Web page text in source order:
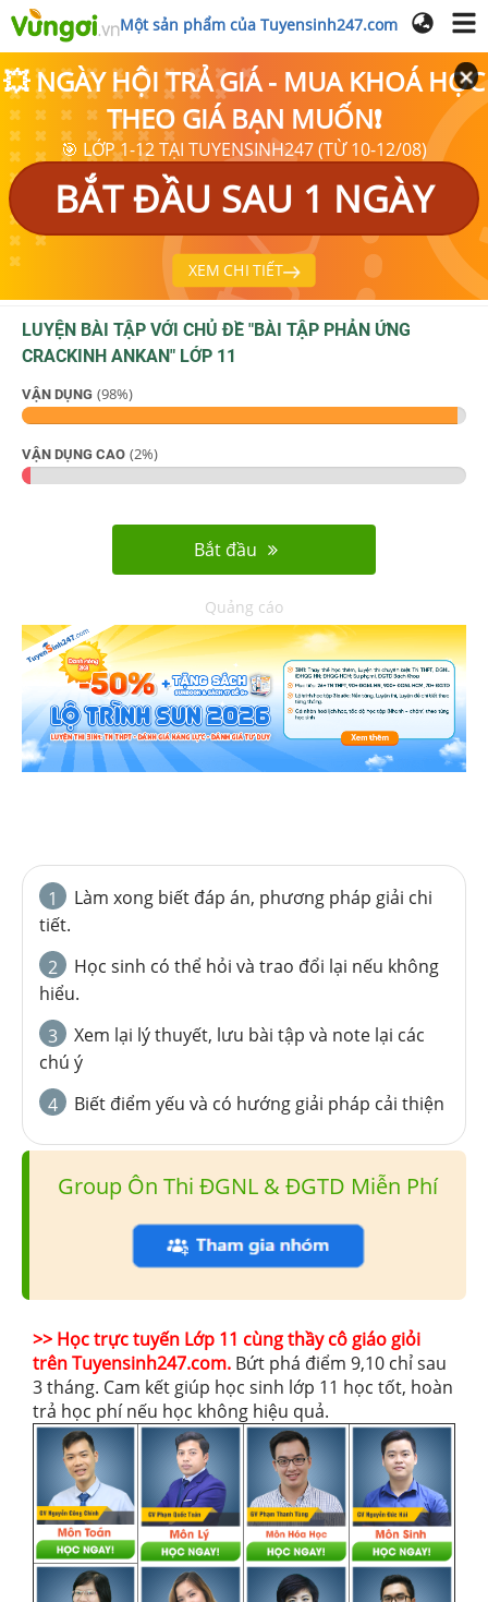
Một sản phẩm của Tuyensinh247.com
💥 NGÀY HỘI TRẢ GIÁ - MUA KHOÁ HỌC
THEO GIÁ BẠN MUỐN❗
🎯 LỚP 1-12 TẠI TUYENSINH247 (TỪ 10-12/08)
BẮT ĐẦU SAU 1 NGÀY
XEM CHI TIẾT
LUYỆN BÀI TẬP VỚI CHỦ ĐỀ "BÀI TẬP PHẢN ỨNG
CRACKINH ANKAN" LỚP 11
VẬN DỤNG (98%)
VẬN DỤNG CAO (2%)
Bắt đầu
Quảng cáo
1
Làm xong biết đáp án, phương pháp giải chi
tiết.
2
Học sinh có thể hỏi và trao đổi lại nếu không
hiểu.
3
Xem lại lý thuyết, lưu bài tập và note lại các
chú ý
4
Biết điểm yếu và có hướng giải pháp cải thiện
Group Ôn Thi ĐGNL & ĐGTD Miễn Phí
>> Học trực tuyến Lớp 11 cùng thầy cô giáo giỏi
trên Tuyensinh247.com. Bứt phá điểm 9,10 chỉ sau
3 tháng. Cam kết giúp học sinh lớp 11 học tốt, hoàn
trả học phí nếu học không hiệu quả.